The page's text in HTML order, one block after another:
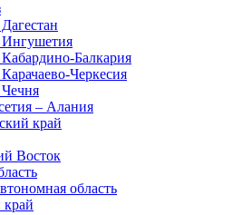
Ингушетия
Балкария
Черкесия
– Алания
край
Восток
область
край